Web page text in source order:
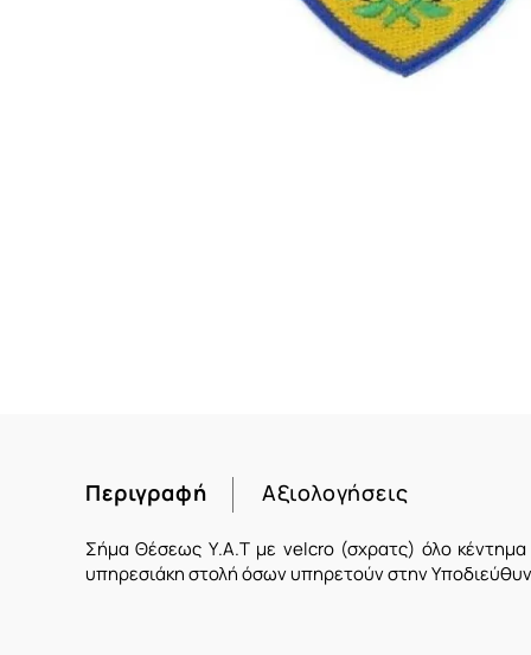
Περιγραφή Αξιολογήσεις
Σήμα Θέσεως Υ.Α.Τ με velcro (σχρατς) όλο
υπηρεσιάκη στολή όσων υπηρετούν στην